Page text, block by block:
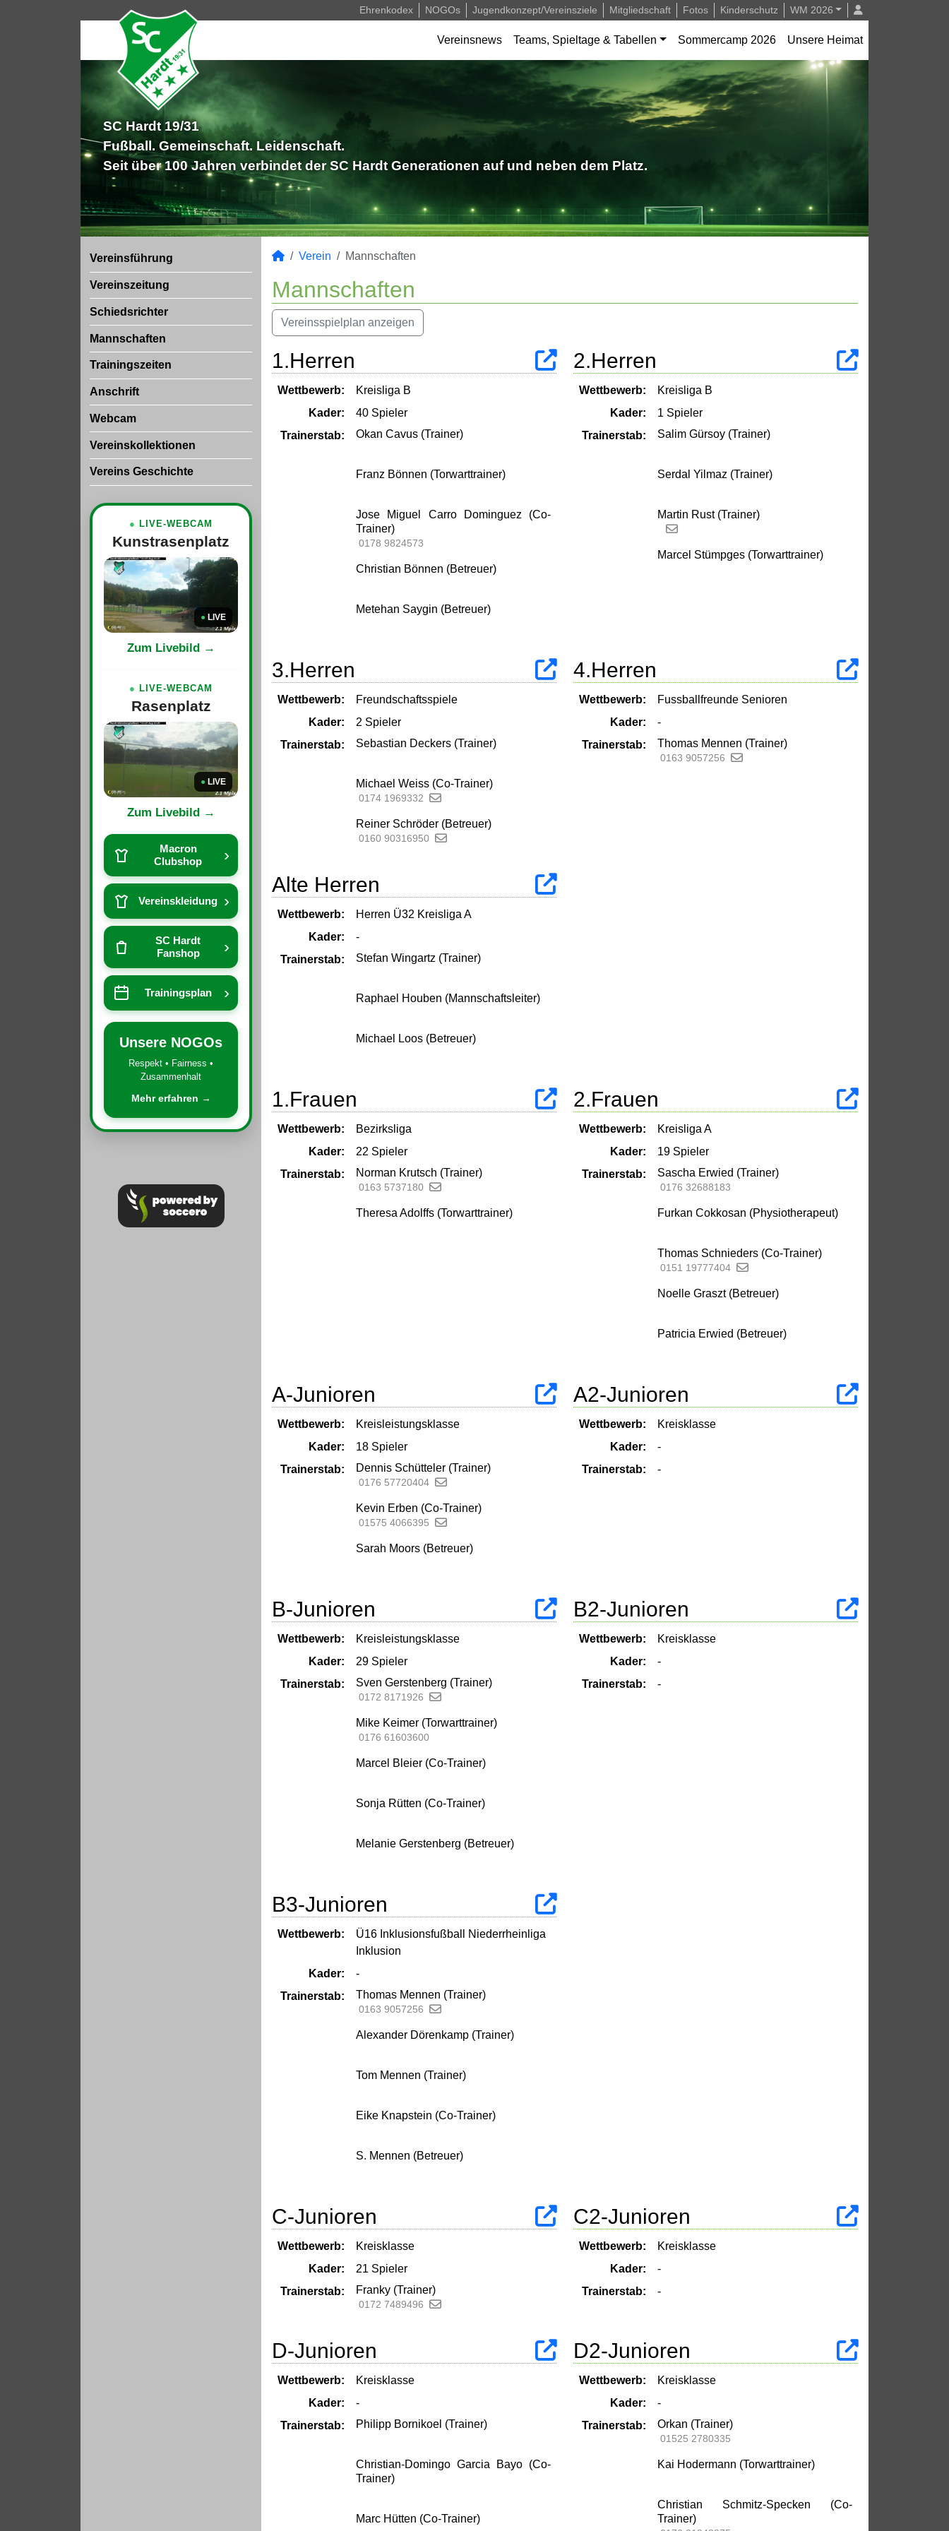
Ehrenkodex NOGOs Jugendkonzept/Vereinsziele Mitgliedschaft Fotos Kinderschutz WM 2026
Vereinsnews Teams, Spieltage & Tabellen Sommercamp 2026 Unsere Heimat
SC Hardt 19/31
Fußball. Gemeinschaft. Leidenschaft.
Seit über 100 Jahren verbindet der SC Hardt Generationen auf und neben dem Platz.
Vereinsführung
Vereinszeitung
Schiedsrichter
Mannschaften
Trainingszeiten
Anschrift
Webcam
Vereinskollektionen
Vereins Geschichte
● LIVE-WEBCAM
Kunstrasenplatz
● LIVE
Zum Livebild →
● LIVE-WEBCAM
Rasenplatz
● LIVE
Zum Livebild →
Macron
Clubshop
›
Vereinskleidung ›
SC Hardt
Fanshop
›
Trainingsplan ›
Unsere NOGOs
Respekt • Fairness •
Zusammenhalt
Mehr erfahren →
Verein Mannschaften
Mannschaften
Vereinsspielplan anzeigen
1.Herren
Wettbewerb:
Kreisliga B
Kader:
40 Spieler
Trainerstab:
Okan Cavus (Trainer)
Franz Bönnen (Torwarttrainer)
Jose Miguel Carro Dominguez (Co-
Trainer)
0178 9824573
Christian Bönnen (Betreuer)
Metehan Saygin (Betreuer)
2.Herren
Wettbewerb:
Kreisliga B
Kader:
1 Spieler
Trainerstab:
Salim Gürsoy (Trainer)
Serdal Yilmaz (Trainer)
Martin Rust (Trainer)
Marcel Stümpges (Torwarttrainer)
3.Herren
Wettbewerb:
Freundschaftsspiele
Kader:
2 Spieler
Trainerstab:
Sebastian Deckers (Trainer)
Michael Weiss (Co-Trainer)
0174 1969332
Reiner Schröder (Betreuer)
0160 90316950
4.Herren
Wettbewerb:
Fussballfreunde Senioren
Kader:
-
Trainerstab:
Thomas Mennen (Trainer)
0163 9057256
Alte Herren
Wettbewerb:
Herren Ü32 Kreisliga A
Kader:
-
Trainerstab:
Stefan Wingartz (Trainer)
Raphael Houben (Mannschaftsleiter)
Michael Loos (Betreuer)
1.Frauen
Wettbewerb:
Bezirksliga
Kader:
22 Spieler
Trainerstab:
Norman Krutsch (Trainer)
0163 5737180
Theresa Adolffs (Torwarttrainer)
2.Frauen
Wettbewerb:
Kreisliga A
Kader:
19 Spieler
Trainerstab:
Sascha Erwied (Trainer)
0176 32688183
Furkan Cokkosan (Physiotherapeut)
Thomas Schnieders (Co-Trainer)
0151 19777404
Noelle Graszt (Betreuer)
Patricia Erwied (Betreuer)
A-Junioren
Wettbewerb:
Kreisleistungsklasse
Kader:
18 Spieler
Trainerstab:
Dennis Schütteler (Trainer)
0176 57720404
Kevin Erben (Co-Trainer)
01575 4066395
Sarah Moors (Betreuer)
A2-Junioren
Wettbewerb:
Kreisklasse
Kader:
-
Trainerstab:
-
B-Junioren
Wettbewerb:
Kreisleistungsklasse
Kader:
29 Spieler
Trainerstab:
Sven Gerstenberg (Trainer)
0172 8171926
Mike Keimer (Torwarttrainer)
0176 61603600
Marcel Bleier (Co-Trainer)
Sonja Rütten (Co-Trainer)
Melanie Gerstenberg (Betreuer)
B2-Junioren
Wettbewerb:
Kreisklasse
Kader:
-
Trainerstab:
-
B3-Junioren
Wettbewerb:
Ü16 Inklusionsfußball Niederrheinliga
Inklusion
Kader:
-
Trainerstab:
Thomas Mennen (Trainer)
0163 9057256
Alexander Dörenkamp (Trainer)
Tom Mennen (Trainer)
Eike Knapstein (Co-Trainer)
S. Mennen (Betreuer)
C-Junioren
Wettbewerb:
Kreisklasse
Kader:
21 Spieler
Trainerstab:
Franky (Trainer)
0172 7489496
C2-Junioren
Wettbewerb:
Kreisklasse
Kader:
-
Trainerstab:
-
D-Junioren
Wettbewerb:
Kreisklasse
Kader:
-
Trainerstab:
Philipp Bornikoel (Trainer)
Christian-Domingo Garcia Bayo (Co-
Trainer)
Marc Hütten (Co-Trainer)
D2-Junioren
Wettbewerb:
Kreisklasse
Kader:
-
Trainerstab:
Orkan (Trainer)
01525 2780335
Kai Hodermann (Torwarttrainer)
Christian Schmitz-Specken (Co-
Trainer)